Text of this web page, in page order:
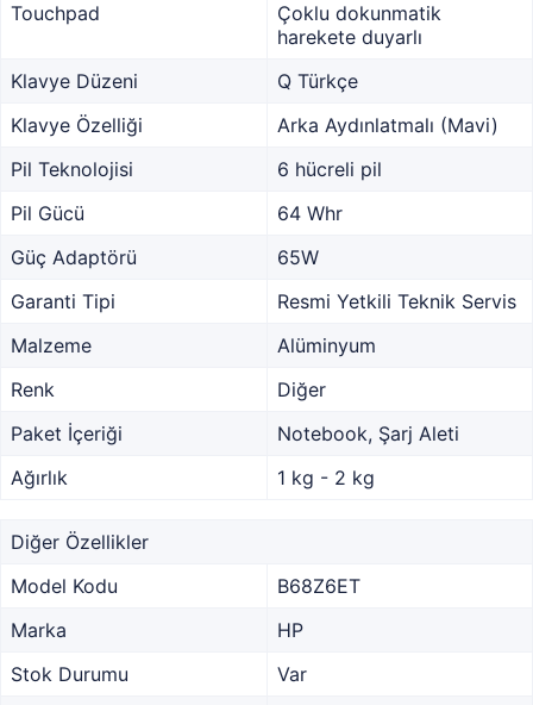
Touchpad
Çoklu dokunmatik
harekete duyarlı
Klavye Düzeni
Q Türkçe
Klavye Özelliği
Arka Aydınlatmalı (Mavi)
Pil Teknolojisi
6 hücreli pil
Pil Gücü
64 Whr
Güç Adaptörü
65W
Garanti Tipi
Resmi Yetkili Teknik Servis
Malzeme
Alüminyum
Renk
Diğer
Paket İçeriği
Notebook, Şarj Aleti
Ağırlık
1 kg - 2 kg
Diğer Özellikler
Model Kodu
B68Z6ET
Marka
HP
Stok Durumu
Var